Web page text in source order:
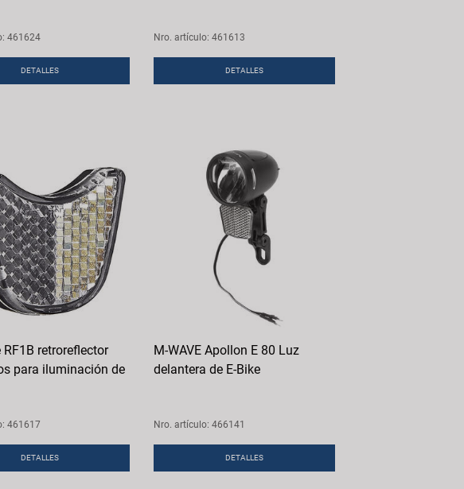
461624
DETALLES
Nro. artículo: 461613
DETALLES
retroreflector
para iluminación de
461617
DETALLES
M-WAVE Apollon E 80 Luz
delantera de E-Bike
Nro. artículo: 466141
DETALLES